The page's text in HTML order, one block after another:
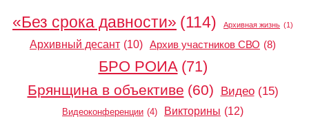
«Без срока давности» (114) Архивная жизнь (1)
Архивный десант (10) Архив участников СВО (8)
БРО РОИА (71)
Брянщина в объективе (60) Видео (15)
Видеоконференции (4) Викторины (12)